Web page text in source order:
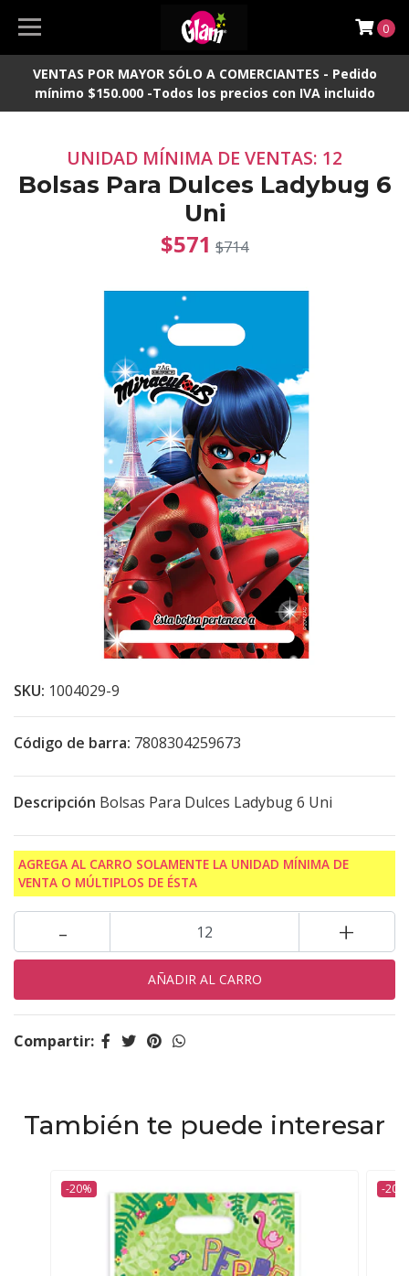
VENTAS POR MAYOR SÓLO A COMERCIANTES - Pedido
mínimo $150.000 -Todos los precios con IVA incluido
0
UNIDAD MÍNIMA DE VENTAS: 12
Bolsas Para Dulces Ladybug 6
Uni
$571 $714
SKU: 1004029-9
Código de barra: 7808304259673
Descripción Bolsas Para Dulces Ladybug 6 Uni
AGREGA AL CARRO SOLAMENTE LA UNIDAD MÍNIMA DE
VENTA O MÚLTIPLOS DE ÉSTA
+
-
Compartir:
También te puede interesar
-20% -20%